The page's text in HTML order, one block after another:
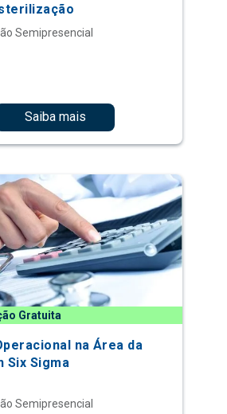
Semipresencial
Saiba mais
Gratuita
na Área da
Six Sigma
Semipresencial